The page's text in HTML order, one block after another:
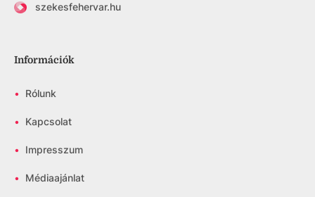
szekesfehervar.hu
Információk
• Rólunk
• Kapcsolat
• Impresszum
• Médiaajánlat